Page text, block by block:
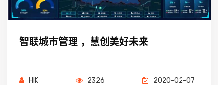
智联城市管理 ，慧创美好未来
HIK 2326 2020-02-07